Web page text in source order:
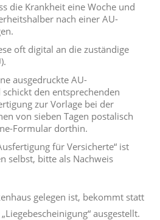
die Krankheit eine Woche und
nach einer AU-
oft digital an die zuständige
ausgedruckte AU-
den entsprechenden
zur Vorlage bei der
von sieben Tagen postalisch
Formular dorthin.
für Versicherte“ ist
selbst, bitte als Nachweis
gelegen ist, bekommt statt
ausgestellt.